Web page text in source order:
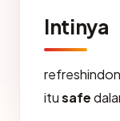
Intinya
itusafe